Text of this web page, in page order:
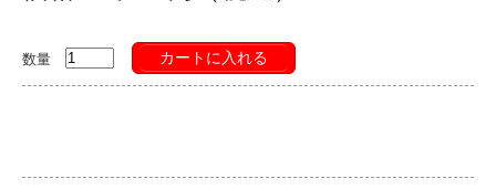
数量 カートに入れる